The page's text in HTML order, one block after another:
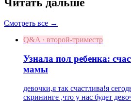
Читать дальше
Смотреть все →
Q&A · второй-триместр
Узнала пол ребенка:
мамы
девочки,я так счастлива!я
скрининге ,что у нас будет